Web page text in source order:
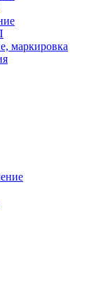
маркировка